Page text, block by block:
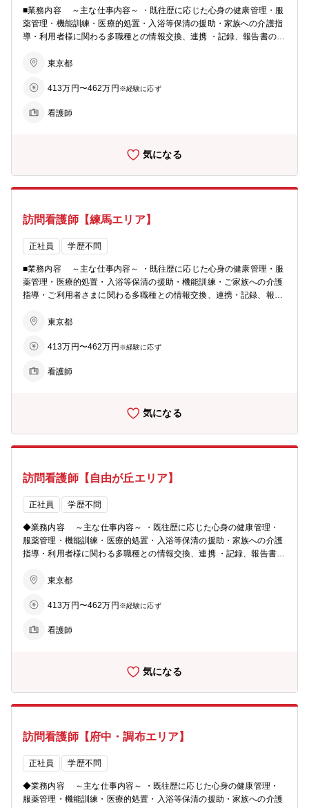
■業務内容 ～主な仕事内容～ ・既往歴に応じた心身の健康管理・服
薬管理・機能訓練・医療的処置・入浴等保清の援助・家族への介護指
導・利用者様に関わる多職種との情報交換、連携 ・記録、報告書の作
いうご利用者さまの思いを実現するため、主治医の指示のもと実施す
護指導を含めたアセスメントに基づく看護ケアを行います。病院や医
るお仕事です。 ＊研修制度の充実＊ ・入社時研修 現場さながらの
きます。 ・フォローアップ研修 入社時研修の翌月から半年間毎月1
東京都
413万円〜462万円 ※経験に応ず
看護師
気になる
訪問看護師【練馬エリア】
正社員 学歴不問
■業務内容 ～主な仕事内容～ ・既往歴に応じた心身の健康管理・服
薬管理・医療的処置・入浴等保清の援助・機能訓練・ご家族への介護
指導・ご利用者さまに関わる多職種との情報交換、連携・記録、報告
設で入社から5日間しっかり学べます。 ・職場でのOJT eラーニング
す。 ・フォローアップ研修 入社時研修の翌月から半年間毎月1回の
東京都
413万円〜462万円 ※経験に応ず
看護師
気になる
訪問看護師【自由が丘エリア】
正社員 学歴不問
◆業務内容 ～主な仕事内容～ ・既往歴に応じた心身の健康管理・
服薬管理・機能訓練・医療的処置・入浴等保清の援助・家族への介護
指導・利用者様に関わる多職種との情報交換、連携 ・記録、報告書の
というご利用者さまの思いを実現するため、主治医の指示のもと実施
介護指導を含めたアセスメントに基づく看護ケアを行います。病院や
せるお仕事です。 ＊研修制度の充実＊ ・入社時研修 現場さながら
いきます。 ・フォローアップ研修 入社時研修の翌月から半年間毎月
東京都
413万円〜462万円 ※経験に応ず
看護師
気になる
訪問看護師【府中・調布エリア】
正社員 学歴不問
◆業務内容 ～主な仕事内容～ ・既往歴に応じた心身の健康管理・
服薬管理・機能訓練・医療的処置・入浴等保清の援助・家族への介護